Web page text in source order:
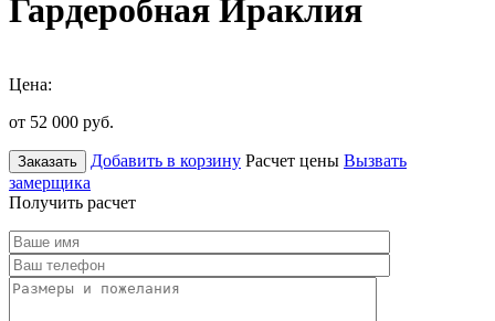
Гардеробная Ираклия
Цена:
от 52 000 руб.
Заказать Добавить в корзину Расчет цены Вызвать
замерщика
Получить расчет